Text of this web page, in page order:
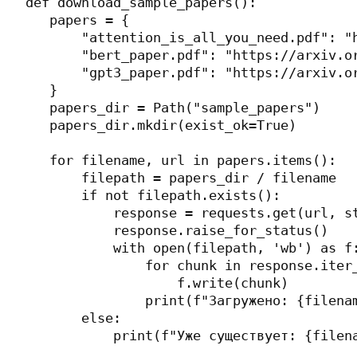
   papers = {
"attention_is_all_you_need.pdf":
"bert_paper.pdf": "https://
"gpt3_paper.pdf": "https://
   }
   papers_dir = Path("sample_papers")
   papers_dir.mkdir(exist_ok=True)
   for filename, url in papers.items():
       filepath = papers_dir / filename
       if not filepath.exists():
response = requests.get(url,
           response.raise_for_status()
with open(filepath, 'wb') as
for chunk in
                   f.write(chunk)
print(f"Загружено:
       else:
print(f"Уже существует: